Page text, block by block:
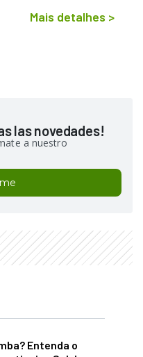
Mais detalhes >
las novedades!
a nuestro
Entenda o